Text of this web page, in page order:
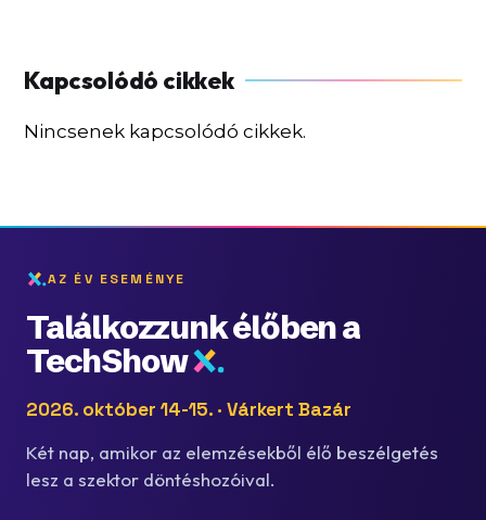
Nincsenek kapcsolódó cikkek.
AZ ÉV ESEMÉNYE
Találkozzunk élőben a
TechShow
2026. október 14-15. · Várkert Bazár
Két nap, amikor az elemzésekből élő beszélgetés
lesz a szektor döntéshozóival.